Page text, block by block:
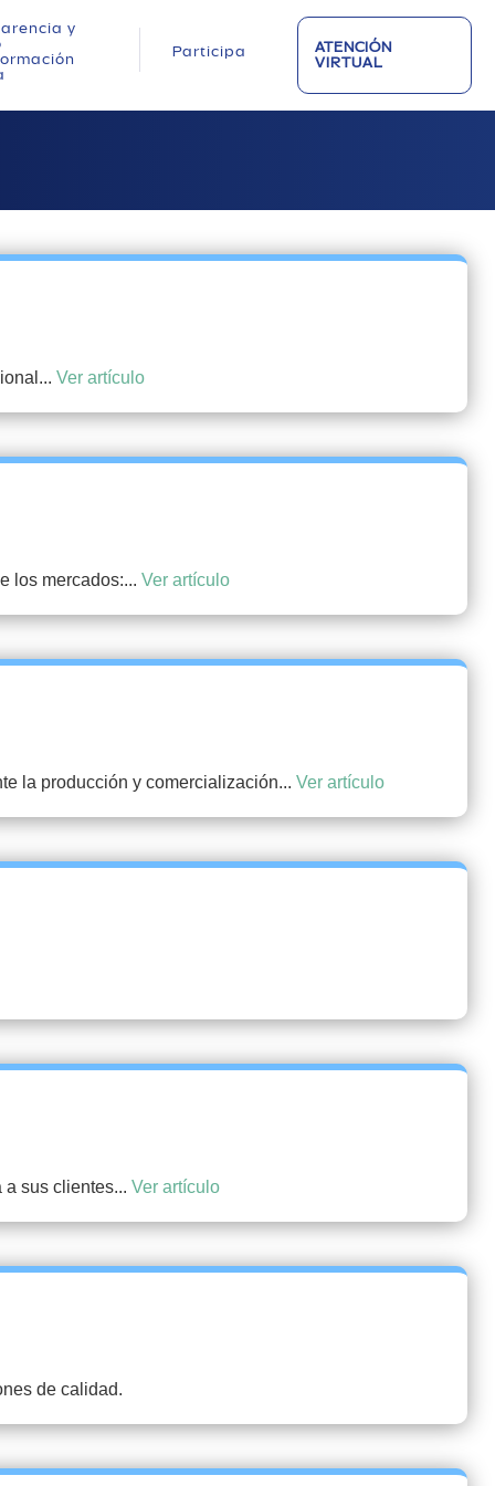
y
Participa
ATENCIÓN
VIRTUAL
Ver artículo
los mercados:... Ver artículo
la producción y comercialización... Ver artículo
sus clientes... Ver artículo
de calidad.